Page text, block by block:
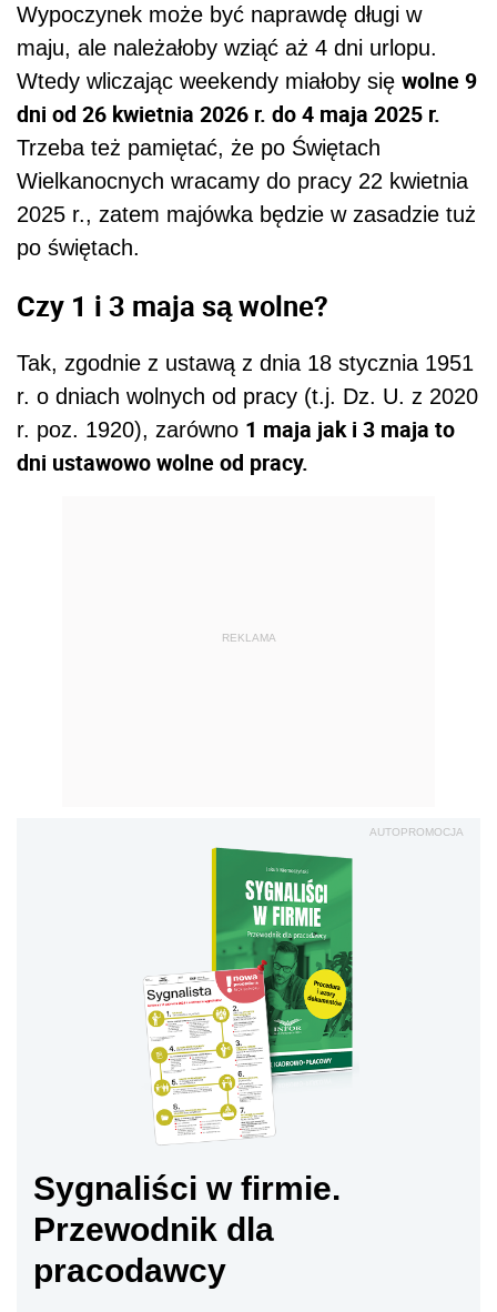
Wypoczynek może być naprawdę długi w
maju, ale należałoby wziąć aż 4 dni urlopu.
Wtedy wliczając weekendy miałoby się wolne 9
dni od 26 kwietnia 2026 r. do 4 maja 2025 r.
Trzeba też pamiętać, że po Świętach
Wielkanocnych wracamy do pracy 22 kwietnia
2025 r., zatem majówka będzie w zasadzie tuż
po świętach.
Czy 1 i 3 maja są wolne?
Tak, zgodnie z ustawą z dnia 18 stycznia 1951
r. o dniach wolnych od pracy (t.j. Dz. U. z 2020
r. poz. 1920), zarówno 1 maja jak i 3 maja to
dni ustawowo wolne od pracy.
REKLAMA
AUTOPROMOCJA
Sygnaliści w firmie.
Przewodnik dla
pracodawcy